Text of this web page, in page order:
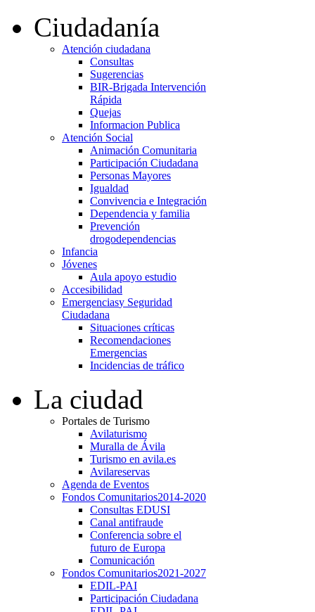
Ciudadanía
Atención ciudadana
Consultas
Sugerencias
BIR-Brigada Intervención
Rápida
Quejas
Informacion Publica
Atención Social
Animación Comunitaria
Participación Ciudadana
Personas Mayores
Igualdad
Convivencia e Integración
Dependencia y familia
Prevención
drogodependencias
Infancia
Jóvenes
Aula apoyo estudio
Accesibilidad
Emergenciasy Seguridad
Ciudadana
Situaciones críticas
Recomendaciones
Emergencias
Incidencias de tráfico
La ciudad
Portales de Turismo
Avilaturismo
Muralla de Ávila
Turismo en avila.es
Avilareservas
Agenda de Eventos
Fondos Comunitarios2014-2020
Consultas EDUSI
Canal antifraude
Conferencia sobre el
futuro de Europa
Comunicación
Fondos Comunitarios2021-2027
EDIL-PAI
Participación Ciudadana